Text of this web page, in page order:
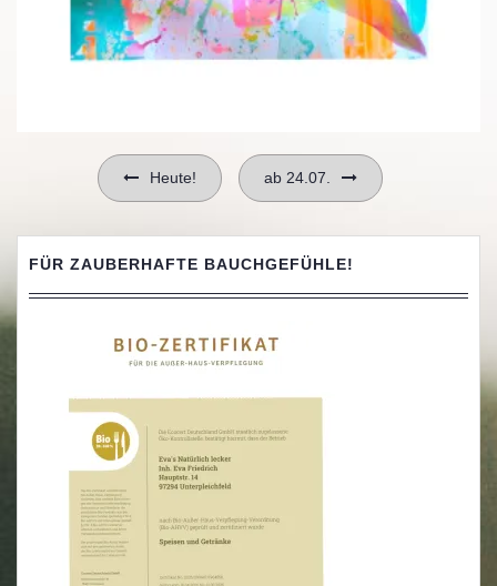
BeitragsnavigationHeute! ab 24.07.
FÜR ZAUBERHAFTE BAUCHGEFÜHLE!